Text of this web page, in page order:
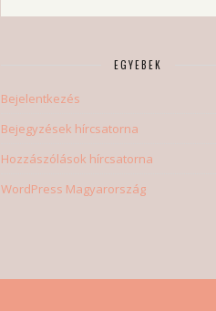
EGYEBEK
Bejelentkezés
Bejegyzések hírcsatorna
Hozzászólások hírcsatorna
WordPress Magyarország